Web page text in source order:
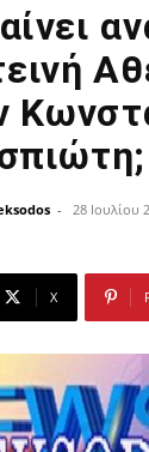
- 28 Ιουλίου
X